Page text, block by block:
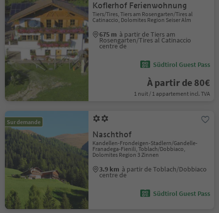
Koflerhof Ferienwohnung
Tiers/Tires, Tiers am Rosengarten/Tires al
Catinaccio, Dolomites Region Seiser Alm
675 m à partir de Tiers am
Rosengarten/Tires al Catinaccio
centre de
Südtirol Guest Pass
À partir de 80€
1 nuit / 1 appartement incl. TVA
Sur demande
Naschthof
Kandellen-Frondeigen-Stadlern/Gandelle-
Franadega-Fienili, Toblach/Dobbiaco,
Dolomites Region 3 Zinnen
3.9 km à partir de Toblach/Dobbiaco
centre de
Südtirol Guest Pass